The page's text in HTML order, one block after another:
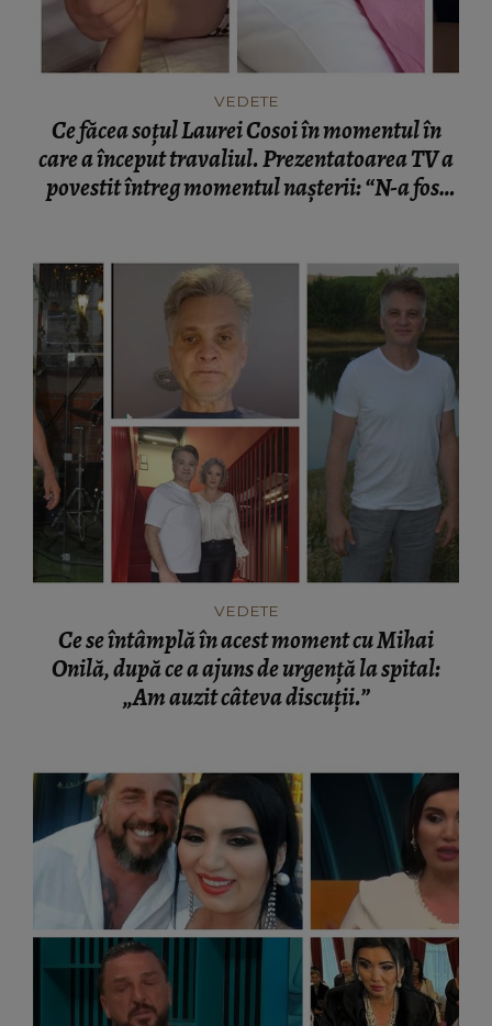
VEDETE
Ce făcea soțul Laurei Cosoi în momentul în
care a început travaliul. Prezentatoarea TV a
povestit întreg momentul nașterii: “N-a fost
VEDETE
Ce se întâmplă în acest moment cu Mihai
Onilă, după ce a ajuns de urgență la spital:
„Am auzit câteva discuții.”